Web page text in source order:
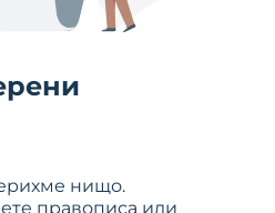
нищо.
правописа или